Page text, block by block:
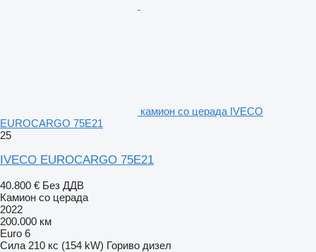
камион со церада IVECO
EUROCARGO 75E21
25
IVECO EUROCARGO 75E21
40.800 € Без ДДВ
Камион со церада
2022
200.000 км
Euro 6
Сила 210 кс (154 kW) Гориво дизел